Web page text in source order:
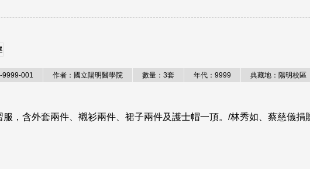
001 作者：國立陽明醫學院 數量：3套 年代：9999 典藏地：陽明校區
，含外套兩件、襯衫兩件、裙子兩件及護士帽一頂。/林秀如、蔡慈儀捐